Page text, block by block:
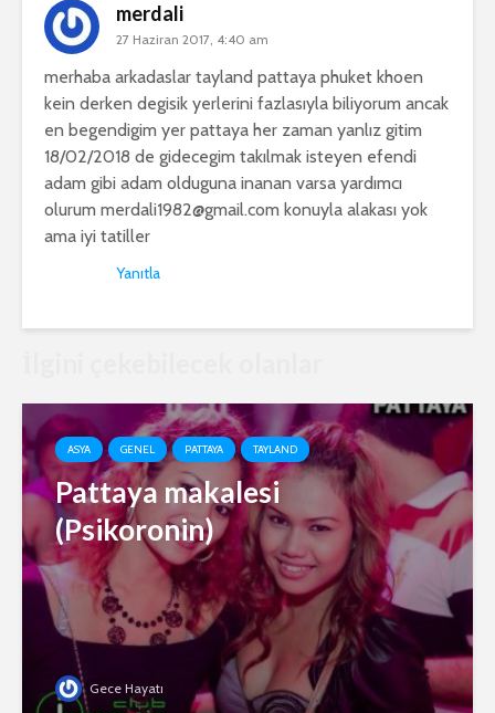
merdali
27 Haziran 2017, 4:40 am
merhaba arkadaslar tayland pattaya phuket khoen
kein derken degisik yerlerini fazlasıyla biliyorum ancak
en begendigim yer pattaya her zaman yanlız gitim
18/02/2018 de gidecegim takılmak isteyen efendi
adam gibi adam olduguna inanan varsa yardımcı
olurum merdali1982@gmail.com konuyla alakası yok
ama iyi tatiller
Yanıtla
ASYA GENEL PATTAYA TAYLAND
Pattaya makalesi
(Psikoronin)
Gece Hayatı